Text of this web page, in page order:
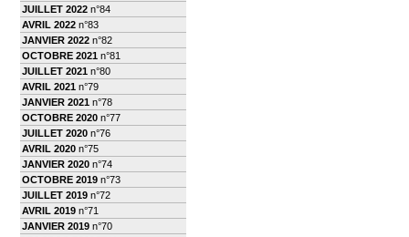
JUILLET 2022 n°84
AVRIL 2022 n°83
JANVIER 2022 n°82
OCTOBRE 2021 n°81
JUILLET 2021 n°80
AVRIL 2021 n°79
JANVIER 2021 n°78
OCTOBRE 2020 n°77
JUILLET 2020 n°76
AVRIL 2020 n°75
JANVIER 2020 n°74
OCTOBRE 2019 n°73
JUILLET 2019 n°72
AVRIL 2019 n°71
JANVIER 2019 n°70